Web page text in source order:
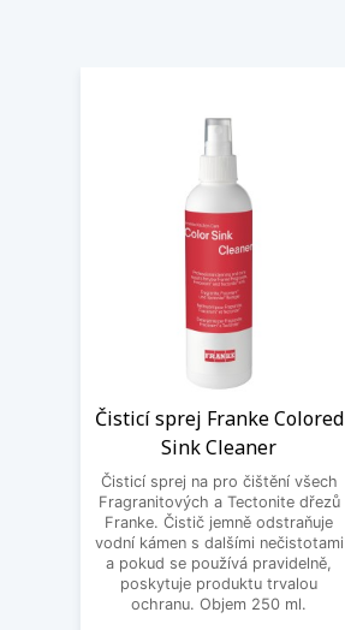
Čisticí sprej Franke Colored
Sink Cleaner
Čisticí sprej na pro čištění všech
Fragranitových a Tectonite dřezů
Franke. Čistič jemně odstraňuje
vodní kámen s dalšími nečistotami
a pokud se používá pravidelně,
poskytuje produktu trvalou
ochranu. Objem 250 ml.